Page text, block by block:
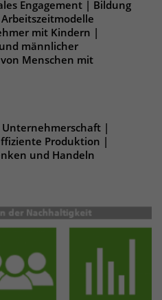
Engagement | Bildung
mit Kindern |
männlicher
Menschen mit
|
Produktion |
und Handeln
für die Dauer des
Webseite zu identifizieren.
wird von Matomo installiert.
der Website für den
der Website zu
Cookies speichern
anonym und weisen
generierte Nummer zu,
Besucher zu